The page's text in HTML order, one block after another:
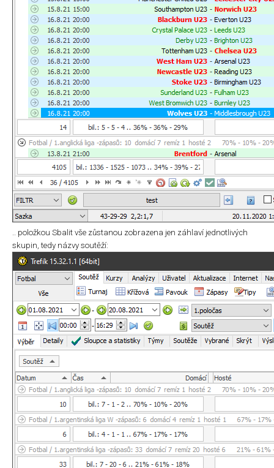
.. položkou Sbalit vše zůstanou zobrazena jen záhlaví jednotlivých
skupin, tedy názvy soutěží: